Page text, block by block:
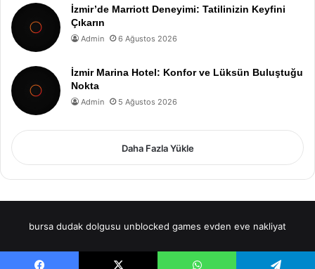
İzmir’de Marriott Deneyimi: Tatilinizin Keyfini
Çıkarın
Admin 6 Ağustos 2026
İzmir Marina Hotel: Konfor ve Lüksün Buluştuğu
Nokta
Admin 5 Ağustos 2026
Daha Fazla Yükle
bursa dudak dolgusu unblocked games evden eve nakliyat